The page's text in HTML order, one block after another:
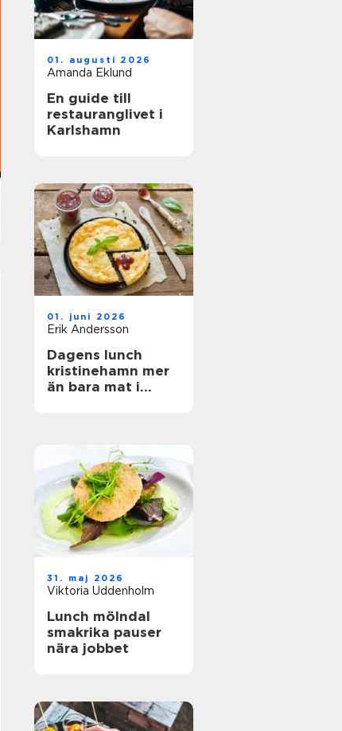
01. augusti 2026
Amanda Eklund
En guide till
restauranglivet i
Karlshamn
01. juni 2026
Erik Andersson
Dagens lunch
kristinehamn mer
än bara mat i
31. maj 2026
Viktoria Uddenholm
Lunch mölndal
smakrika pauser
nära jobbet